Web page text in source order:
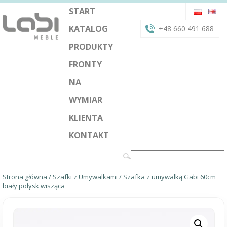
START
KATALOG
PRODUKTY
FRONTY
NA
WYMIAR
KLIENTA
KONTAKT
+48 660 491 688
Strona główna / Szafki z Umywalkami / Szafka z umywalką Gabi 60cm
biały połysk wisząca